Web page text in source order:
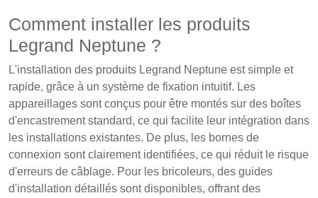
Comment installer les produits
Legrand Neptune ?
L'installation des produits Legrand Neptune est simple et
rapide, grâce à un système de fixation intuitif. Les
appareillages sont conçus pour être montés sur des boîtes
d'encastrement standard, ce qui facilite leur intégration dans
les installations existantes. De plus, les bornes de
connexion sont clairement identifiées, ce qui réduit le risque
d'erreurs de câblage. Pour les bricoleurs, des guides
d'installation détaillés sont disponibles, offrant des